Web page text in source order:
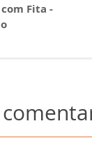
Fita -